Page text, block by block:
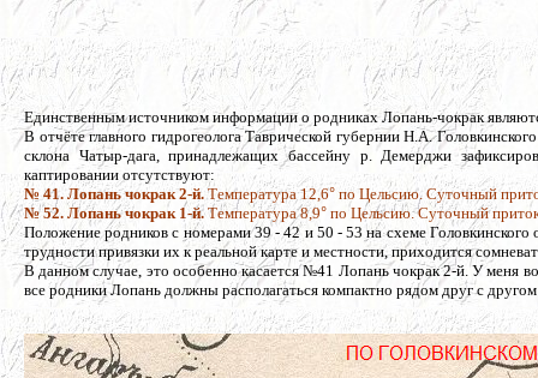
Каптаж
Единственным источником информации о родниках Лопань-чокрак
В отчёте главного гидрогеолога Таврической губернии Н.А.
склона Чатыр-дага, принадлежащих бассейну р. Демерджи
каптировании отсутствуют:
№ 41. Лопань чокрак 2-й.Температура 12,6° по Цельсию. Суточный
№ 52. Лопань чокрак 1-й.Температура 8,9° по Цельсию. Суточный
Положение родников с номерами 39 - 42 и 50 - 53 на схеме
трудности привязки их к реальной карте и местности, приходится
В данном случае, это особенно касается №41 Лопань чокрак 2-й. У меня
все родники Лопань должны располагаться компактно рядом друг с